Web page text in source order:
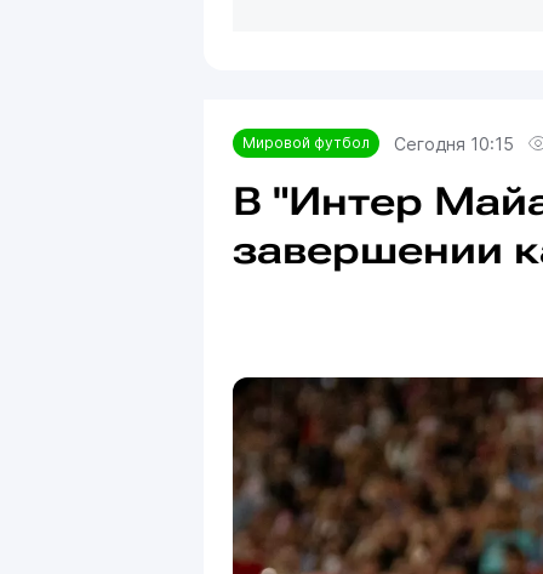
Мировой футбол Сегодня 10:15
В "Интер
завершении